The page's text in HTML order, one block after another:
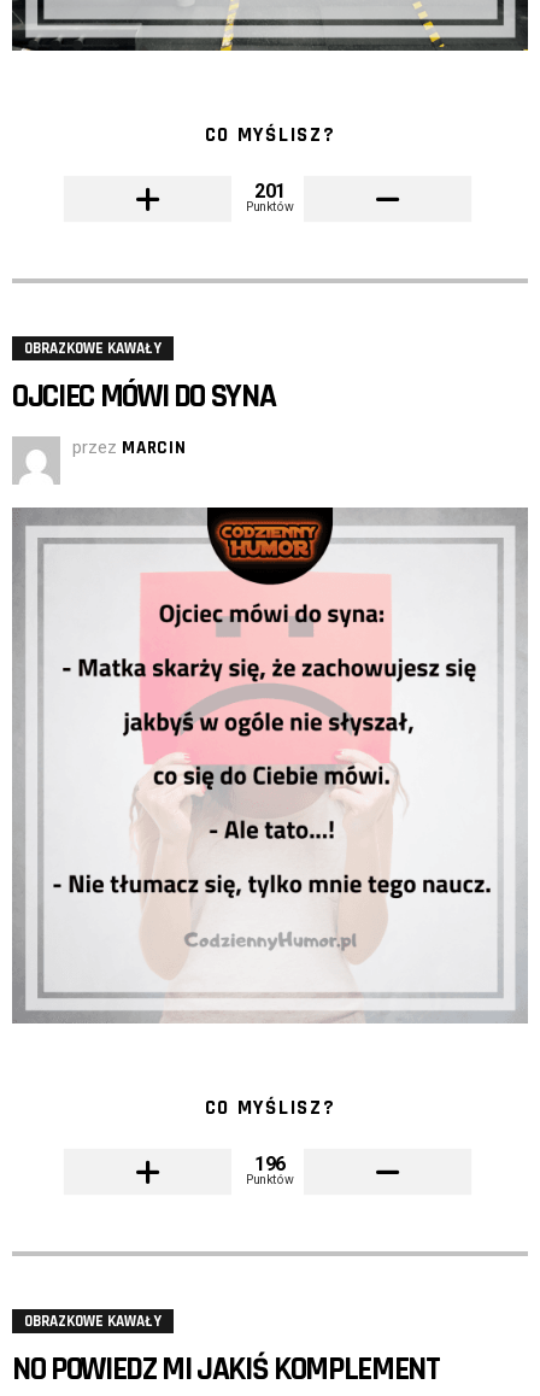
CO MYŚLISZ?
201
Punktów
OBRAZKOWE KAWAŁY
OJCIEC MÓWI DO SYNA
przez MARCIN
CO MYŚLISZ?
196
Punktów
OBRAZKOWE KAWAŁY
NO POWIEDZ MI JAKIŚ KOMPLEMENT